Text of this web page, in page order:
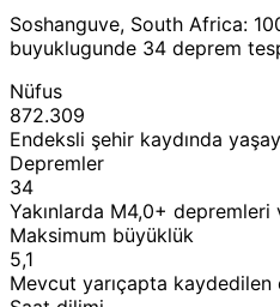
Soshanguve, South Africa:
buyuklugunde 34 deprem
Nüfus
872.309
Endeksli şehir kaydında
Depremler
34
Yakınlarda M4,0+ depremleri
Maksimum büyüklük
5,1
Mevcut yarıçapta kaydedilen